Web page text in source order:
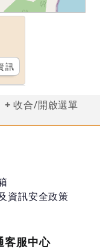
訊
收合/開啟選單
資訊安全政策
客服中心